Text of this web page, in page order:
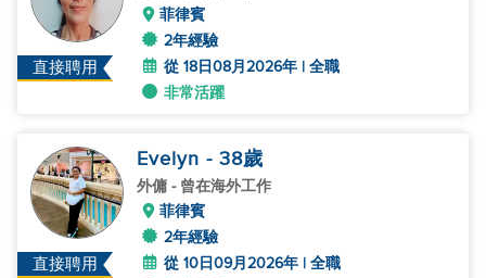
直接聘用
菲律賓
2年經驗
從 18日08月2026年 | 全職
非常活躍
直接聘用
Evelyn - 38歲
外傭 - 曾在海外工作
菲律賓
2年經驗
從 10日09月2026年 | 全職